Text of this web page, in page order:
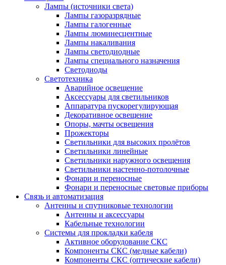
Лампы (источники света)
Лампы газоразрядные
Лампы галогенные
Лампы люминесцентные
Лампы накаливания
Лампы светодиодные
Лампы специального назначения
Светодиоды
Светотехника
Аварийное освещение
Аксессуары для светильников
Аппаратура пускорегулирующая
Декоративное освещение
Опоры, мачты освещения
Прожекторы
Светильники для высоких пролётов
Светильники линейные
Светильники наружного освещения
Светильники настенно-потолочные
Фонари и переносные
Фонари и переносные световые приборы
Связь и автоматизация
Антенны и спутниковые технологии
Антенны и аксессуары
Кабельные технологии
Системы для прокладки кабеля
Активное оборудование СКС
Компоненты СКС (медные кабели)
Компоненты СКС (оптические кабели)